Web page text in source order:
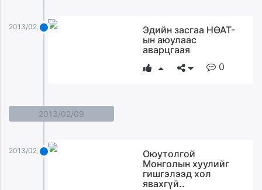
2013/02/13
Эдийн засгаа НӨАТ-
ын аюулаас
аварцгаая
0
2013/02/09
2013/02/09
Оюутолгой
Монголын хуулийг
гишгэлээд хол
явахгүй..